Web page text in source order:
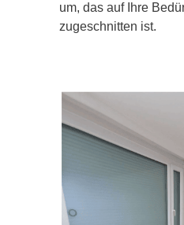
um, das auf Ihre
zugeschnitten ist.